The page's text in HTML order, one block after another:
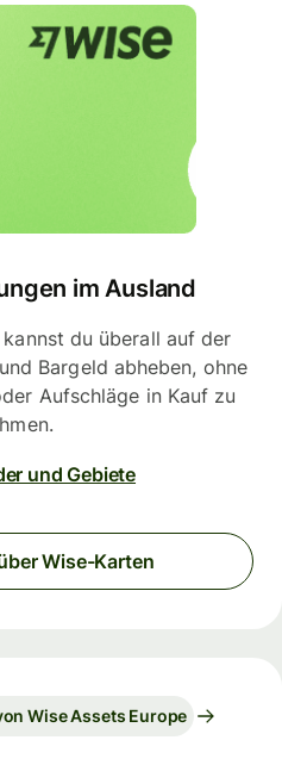
im Ausland
du überall auf der
Bargeld abheben, ohne
Aufschläge in Kauf zu
und Gebiete
Wise-Karten
Wise Assets Europe